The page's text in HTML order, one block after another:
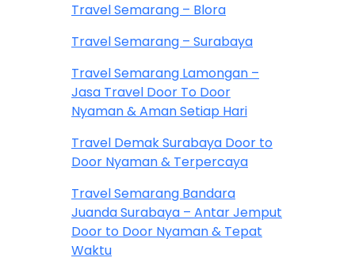
Travel Semarang – Blora
Travel Semarang – Surabaya
Travel Semarang Lamongan –
Jasa Travel Door To Door
Nyaman & Aman Setiap Hari
Travel Demak Surabaya Door to
Door Nyaman & Terpercaya
Travel Semarang Bandara
Juanda Surabaya – Antar Jemput
Door to Door Nyaman & Tepat
Waktu